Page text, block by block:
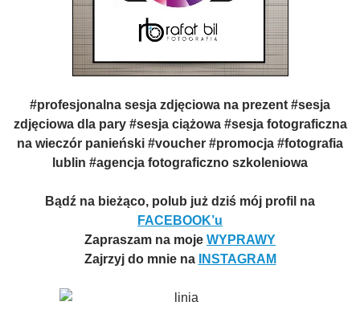
#profesjonalna sesja zdjęciowa na prezent #sesja
zdjęciowa dla pary #sesja ciążowa #sesja fotograficzna
na wieczór panieński #voucher #promocja #fotografia
lublin #agencja fotograficzno szkoleniowa
Bądź na bieżąco, polub już dziś mój profil na
FACEBOOK’u
Zapraszam na moje WYPRAWY
Zajrzyj do mnie na
INSTAGRAM